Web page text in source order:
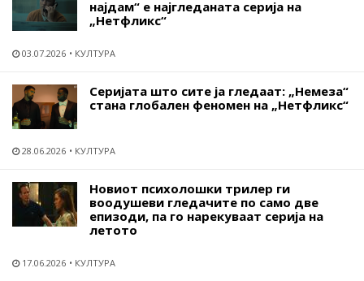
најдам“ е најгледаната серија на
„Нетфликс“
03.07.2026 КУЛТУРА
Серијата што сите ја гледаат: „Немеза“
стана глобален феномен на „Нетфликс“
28.06.2026 КУЛТУРА
Новиот психолошки трилер ги
воодушеви гледачите по само две
епизоди, па го нарекуваат серија на
летото
17.06.2026 КУЛТУРА